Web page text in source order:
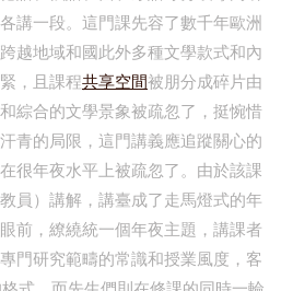
講一段。這門課先容了數千年歐洲
越地域和國此外多種文學款式和內
，且課程共享空間被朋分成碎片由
綜合的文學景象被疏忽了，挺惋惜
青的局限，這門講義應追蹤關心的
很年夜水平上被疏忽了。由於該課
員）講解，講臺成了走馬燈式的年
前，繚繞統一個年夜主題，講課者
門研究範疇的常識和授業風度，客